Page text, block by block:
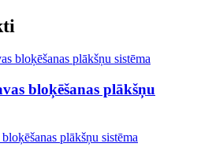
bloķēšanas plākšņu